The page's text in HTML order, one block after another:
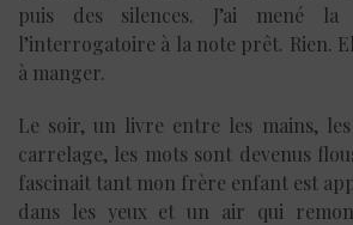
puis des silences. J’ai mené la
l’interrogatoire à la note prêt. Rien.
à manger.
Le soir, un livre entre les mains,
carrelage, les mots sont devenus
fascinait tant mon frère enfant est
dans les yeux et un air qui